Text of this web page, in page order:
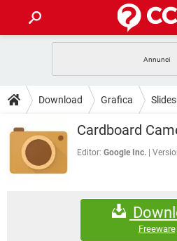
INTRATTENIMENTO
iOS
INSTAGRAM
TIKTOK
GUIDE
COVID-19
INTRATTENIMENTO
iOS
DOWNLOAD
COVID-19
INTRATTENIMENTO
FORUM
Download Grafica
Cardboard
Editor: Google Inc.
Freeware